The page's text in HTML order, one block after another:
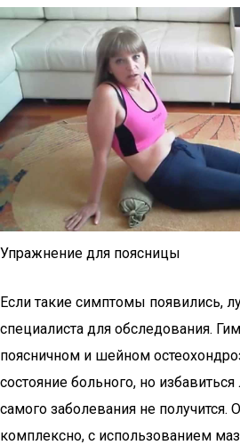
Упражнение для поясницы
Если такие симптомы появились,
специалиста для обследования.
поясничном и шейном
состояние больного, но
самого заболевания не получится.
комплексно, с использованием